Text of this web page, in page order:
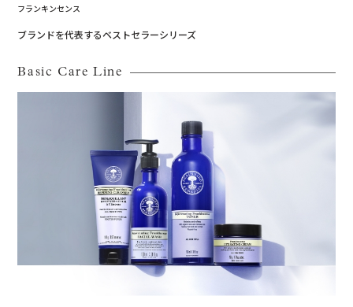
フランキンセンス
ブランドを代表するベストセラーシリーズ
Basic Care Line